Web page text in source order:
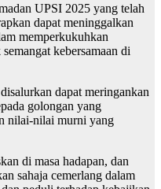
UPSI 2025 yang telah
dapat meninggalkan
memperkukuhkan
kebersamaan di
dapat meringankan
golongan yang
nilai-nilai murni yang
di masa hadapan, dan
sahaja cemerlang dalam